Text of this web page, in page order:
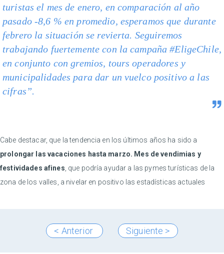
turistas el mes de enero, en comparación al año
pasado -8,6 % en promedio, esperamos que durante
febrero la situación se revierta. Seguiremos
trabajando fuertemente con la campaña #EligeChile,
en conjunto con gremios, tours operadores y
municipalidades para dar un vuelco positivo a las
cifras”.
Cabe destacar, que la tendencia en los últimos años ha sido a
prolongar las vacaciones hasta marzo. Mes de vendimias y
festividades afines , que podría ayudar a las pymes turísticas de la
zona de los valles, a nivelar en positivo las estadísticas actuales
< Anterior Siguiente >